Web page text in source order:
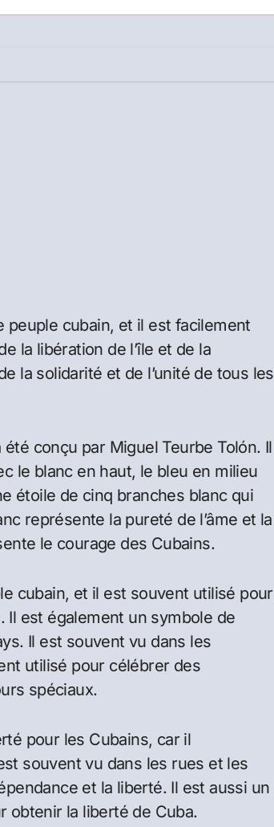
peuple cubain, et il est facilement
la libération de l’île et de la
la solidarité et de l’unité de tous les
conçu par Miguel Teurbe Tolón. Il
le blanc en haut, le bleu en milieu
étoile de cinq branches blanc qui
représente la pureté de l’âme et la
le courage des Cubains.
cubain, et il est souvent utilisé pour
Il est également un symbole de
Il est souvent vu dans les
utilisé pour célébrer des
spéciaux.
pour les Cubains, car il
souvent vu dans les rues et les
et la liberté. Il est aussi un
obtenir la liberté de Cuba.